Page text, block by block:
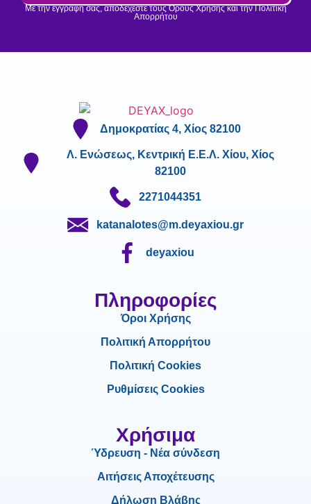
Με την εγγραφή σας, αποδέχεστε τους Όρους Χρήσης και την Πολιτική
Απορρήτου
Δημοκρατίας 4, Χίος 82100
Λ. Ενώσεως, Κεντρική Ε.Ε.Λ. Χίου, Χίος
82100
2271044351
katanalotes@m.deyaxiou.gr
deyaxiou
Πληροφορίες
Όροι Χρήσης
Πολιτική Απορρήτου
Πολιτική Cookies
Ρυθμίσεις Cookies
Χρήσιμα
Ύδρευση - Νέα σύνδεση
Αιτήσεις Αποχέτευσης
Δήλωση Βλάβης